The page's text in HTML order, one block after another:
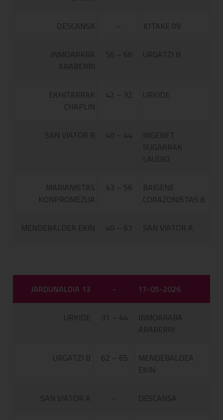
DESCANSA – JOTAKE 09
INMOARABA
ARABERRI
56 – 66 URGATZI B
EKHITARRAK
CHAPLIN
42 – 32 URKIDE
SAN VIATOR B 40 – 44
INGENET
SUGARRAK
LAUDIO
MARIANISTAS
KONPROMEZUA
43 – 56
BAIGENE
CORAZONISTAS B
MENDEBALDEA EKIN 40 – 67 SAN VIATOR A
JARDUNALDIA 13 - 17-05-2026
URKIDE 31 – 44
INMOARABA
ARABERRI
URGATZI B 62 – 65
MENDEBALDEA
EKIN
SAN VIATOR A – DESCANSA